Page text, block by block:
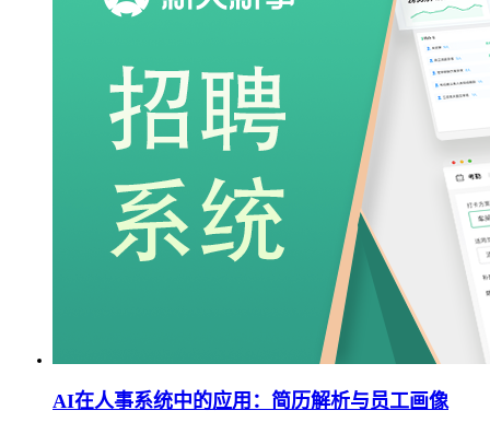
AI在人事系统中的应用：简历解析与员工画像